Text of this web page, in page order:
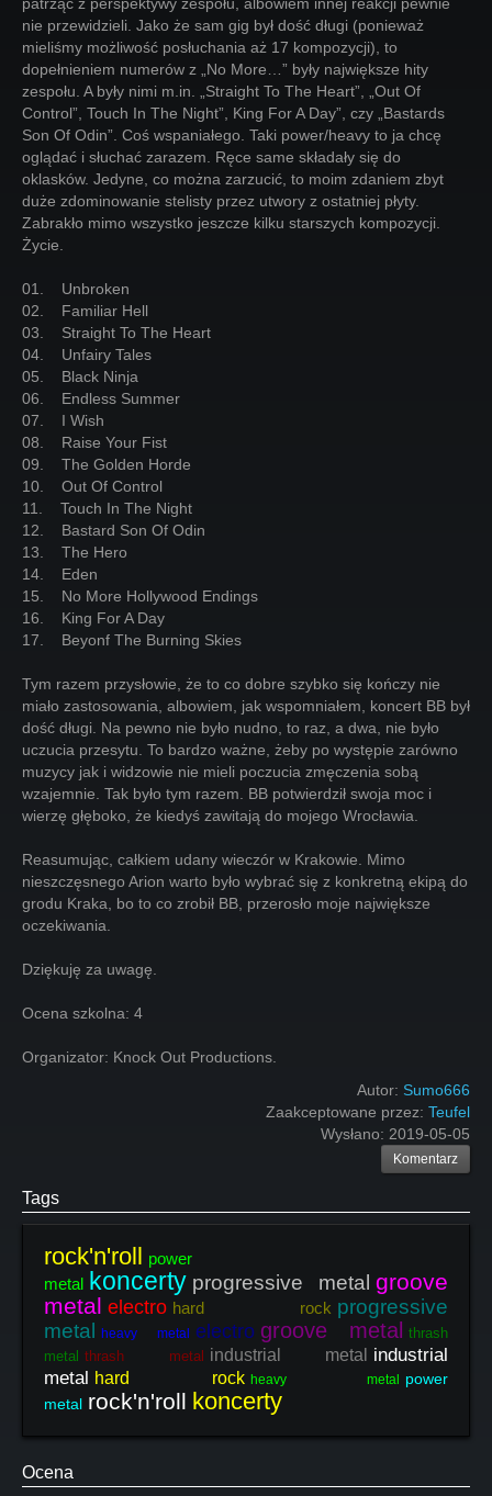
nie przewidzieli. Jako że sam gig był dość długi (ponieważ
mieliśmy możliwość posłuchania aż 17 kompozycji), to
dopełnieniem numerów z „No More…” były największe hity
zespołu. A były nimi m.in. „Straight To The Heart”, „Out Of
Control”, Touch In The Night”, King For A Day”, czy „Bastards
Son Of Odin”. Coś wspaniałego. Taki power/heavy to ja chcę
oglądać i słuchać zarazem. Ręce same składały się do
oklasków. Jedyne, co można zarzucić, to moim zdaniem zbyt
duże zdominowanie stelisty przez utwory z ostatniej płyty.
Zabrakło mimo wszystko jeszcze kilku starszych kompozycji.
Życie.
01. Unbroken
02. Familiar Hell
03. Straight To The Heart
04. Unfairy Tales
05. Black Ninja
06. Endless Summer
07. I Wish
08. Raise Your Fist
09. The Golden Horde
10. Out Of Control
11. Touch In The Night
12. Bastard Son Of Odin
13. The Hero
14. Eden
15. No More Hollywood Endings
16. King For A Day
17. Beyonf The Burning Skies
Tym razem przysłowie, że to co dobre szybko się kończy nie
miało zastosowania, albowiem, jak wspomniałem, koncert BB był
dość długi. Na pewno nie było nudno, to raz, a dwa, nie było
uczucia przesytu. To bardzo ważne, żeby po występie zarówno
muzycy jak i widzowie nie mieli poczucia zmęczenia sobą
wzajemnie. Tak było tym razem. BB potwierdził swoja moc i
wierzę głęboko, że kiedyś zawitają do mojego Wrocławia.
Reasumując, całkiem udany wieczór w Krakowie. Mimo
nieszczęsnego Arion warto było wybrać się z konkretną ekipą do
grodu Kraka, bo to co zrobił BB, przerosło moje największe
oczekiwania.
Dziękuję za uwagę.
Ocena szkolna: 4
Organizator: Knock Out Productions.
Autor: Sumo666
Zaakceptowane przez: Teufel
Wysłano: 2019-05-05
Komentarz
Tags
rock'n'roll power
metal koncerty progressive metal groove
metal electro hard rock progressive
metal
heavy metal electro groove metal thrash
metal thrash metal industrial metal
industrial
metal hard rock heavy metal
power
metal rock'n'roll koncerty
Ocena